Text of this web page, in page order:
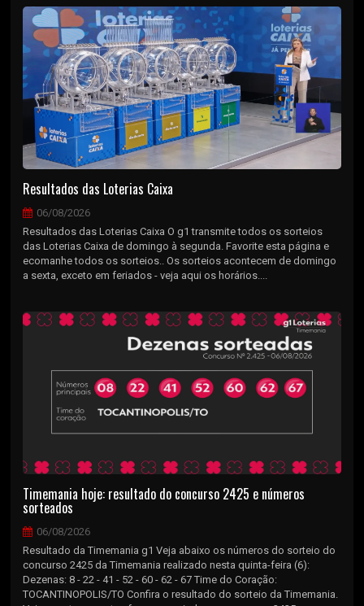
Resultados das Loterias Caixa
06/08/2026
Resultados das Loterias Caixa O g1 transmite todos os sorteios
das Loterias Caixa de domingo à segunda. Favorite esta página e
ecomanhe todos os sorteios.. Os sorteios acontecem de domingo
a sexta, exceto em feriados - veja aqui os horários....
Timemania hoje: resultado do concurso 2425 e números
sorteados
06/08/2026
Resultado da Timemania g1 Veja abaixo os números do sorteio do
concurso 2425 da Timemania realizado nesta quinta-feira (6):
Dezenas: 8 - 22 - 41 - 52 - 60 - 62 - 67 Time do Coração:
TOCANTINOPOLIS/TO Confira o resultado do sorteio da Timemania.